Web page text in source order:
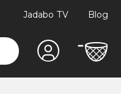
Jadabo TV Blog